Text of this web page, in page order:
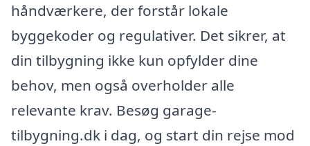
håndværkere, der forstår lokale
byggekoder og regulativer. Det sikrer, at
din tilbygning ikke kun opfylder dine
behov, men også overholder alle
relevante krav. Besøg garage-
tilbygning.dk i dag, og start din rejse mod